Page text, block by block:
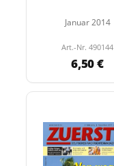
Januar 2014
Art.-Nr. 490144
6,50 €